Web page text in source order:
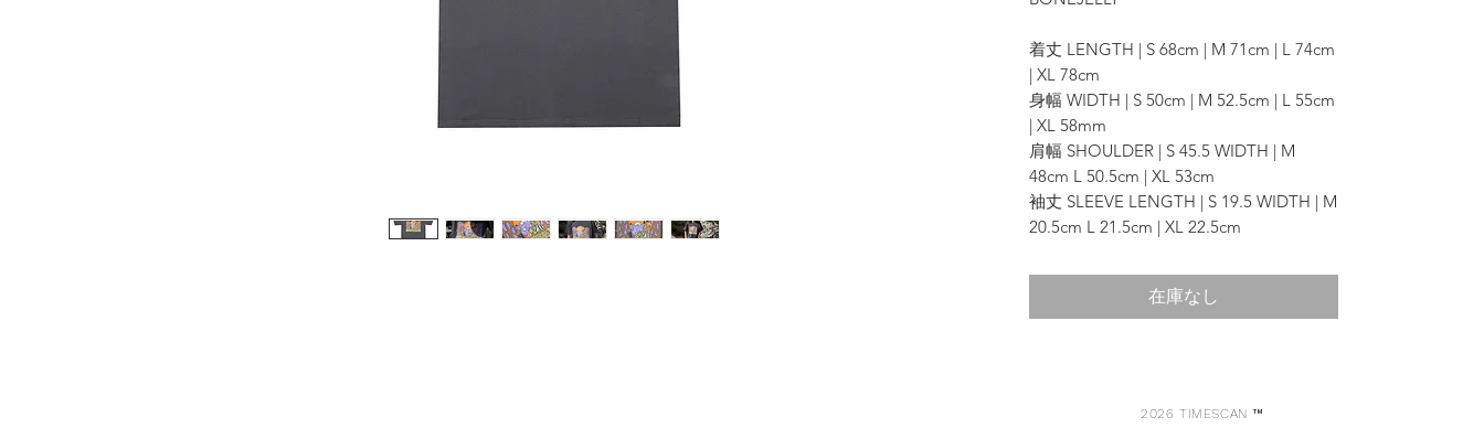
着丈 LENGTH | S 68cm | M 71cm | L 74cm
| XL 78cm
身幅 WIDTH | S 50cm | M 52.5cm | L 55cm
| XL 58mm
肩幅 SHOULDER | S 45.5 WIDTH | M
48cm L 50.5cm | XL 53cm
袖丈 SLEEVE LENGTH | S 19.5 WIDTH | M
20.5cm L 21.5cm | XL 22.5cm
在庫なし
2026 TIMESCAN ™